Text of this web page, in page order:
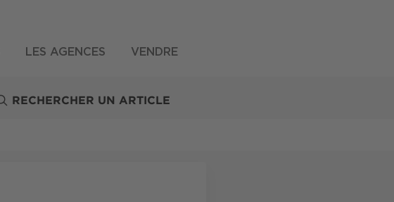
LES AGENCES VENDRE
RECHERCHER UN ARTICLE